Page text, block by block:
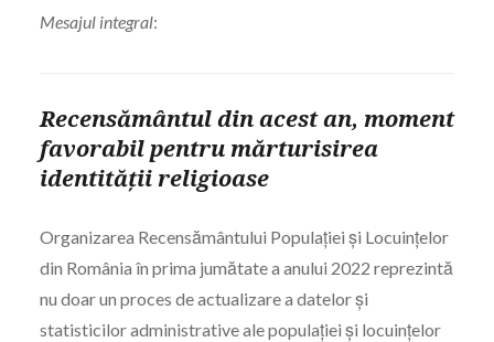
Mesajul integral:
Recensământul din acest an, moment
favorabil pentru mărturisirea
identității religioase
Organizarea Recensământului Populației și Locuințelor
din România în prima jumătate a anului 2022 reprezintă
nu doar un proces de actualizare a datelor și
statisticilor administrative ale populației și locuinţelor